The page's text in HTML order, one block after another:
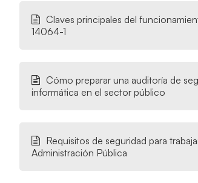
Claves principales del
14064-1
Cómo preparar una auditoría de
informática en el sector público
Requisitos de seguridad para
Administración Pública